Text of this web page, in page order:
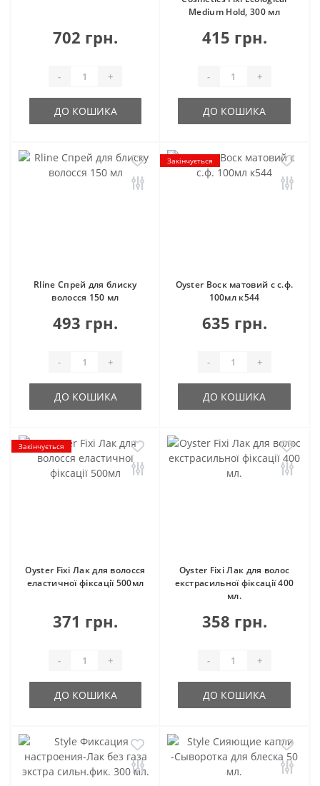
702 грн.
- +
ДО КОШИКА
Medium Hold, 300 мл
415 грн.
- +
ДО КОШИКА
Rline Спрей для блиску
волосся 150 мл
493 грн.
- +
ДО КОШИКА
Закінчується
Oyster Воск матовий с с.ф.
100мл к544
635 грн.
- +
ДО КОШИКА
Закінчується
Oyster Fixi Лак для волосся
еластичної фіксації 500мл
371 грн.
- +
ДО КОШИКА
Oyster Fixi Лак для волос
екстрасильної фіксації 400
мл.
358 грн.
- +
ДО КОШИКА